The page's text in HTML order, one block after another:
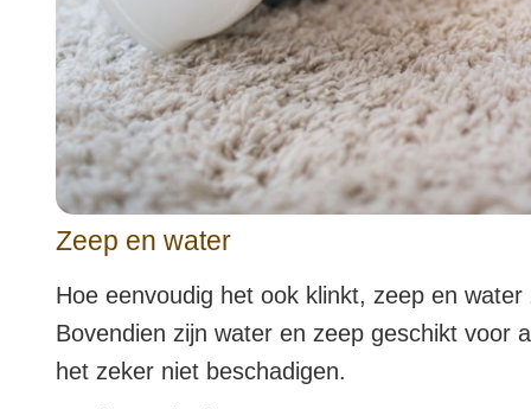
Zeep en water
Hoe eenvoudig het ook klinkt, zeep en
Bovendien zijn water en zeep geschikt voor
het zeker niet beschadigen.